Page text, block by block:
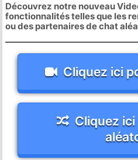
Découvrez notre nouveau
fonctionnalités telles que les
ou des partenaires de chat
Cliquez ici
Cliquez